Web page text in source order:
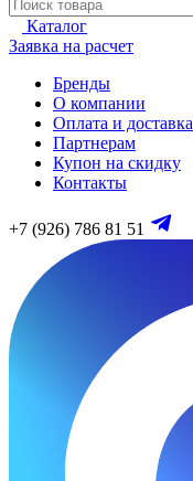
Каталог
Заявка на расчет
Бренды
О компании
Оплата и доставка
Партнерам
Купон на скидку
Контакты
+7 (926) 786 81 51